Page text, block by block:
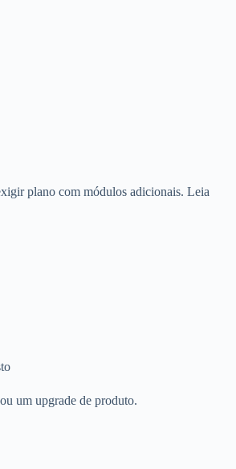
plano com módulos adicionais. Leia
um upgrade de produto.